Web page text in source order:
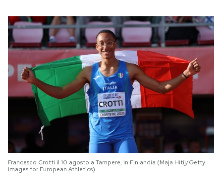
Francesco Crotti il 10 agosto a Tampere, in Finlandia (Maja Hitij/Getty
Images for European Athletics)